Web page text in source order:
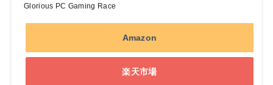
Glorious PC Gaming Race
Amazon
楽天市場